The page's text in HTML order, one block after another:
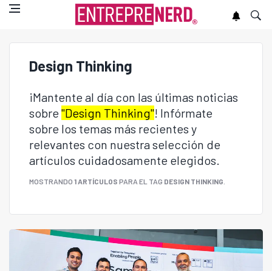
Design Thinking
¡Mantente al día con las últimas noticias
sobre "Design Thinking"! Infórmate
sobre los temas más recientes y
relevantes con nuestra selección de
artículos cuidadosamente elegidos.
MOSTRANDO 1 ARTÍCULOS PARA EL TAG DESIGN THINKING